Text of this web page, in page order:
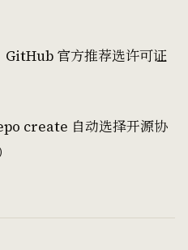
GitHub 官方推荐选许可证
create 自动选择开源协